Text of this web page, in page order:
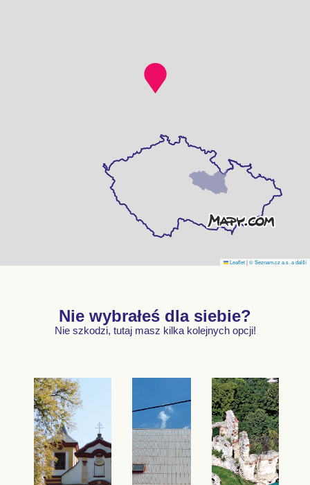
Leaflet|© Seznam.cz a.s. a další
Nie wybrałeś dla siebie?
Nie szkodzi, tutaj masz kilka kolejnych opcji!